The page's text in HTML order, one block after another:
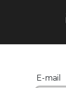
E-mail